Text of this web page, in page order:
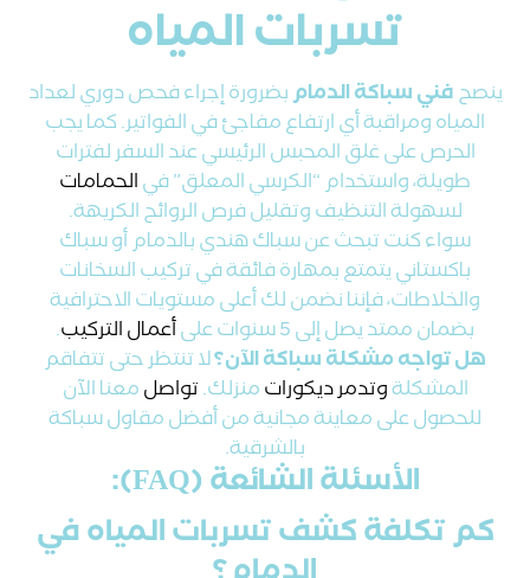
تسربات المياه
ينصحفني سباكة الدمامبضرورة إجراء فحص دوري لعداد
المياه ومراقبة أي ارتفاع مفاجئ في الفواتير. كما يجب
الحرص على غلق المحبس الرئيسي عند السفر لفترات
طويلة، واستخدام “الكرسي المعلق” فيالحمامات
لسهولة التنظيف وتقليل فرص الروائح الكريهة.
سواء كنت تبحث عن سباك هندي بالدمام أو سباك
باكستاني يتمتع بمهارة فائقة في تركيب السخانات
والخلاطات، فإننا نضمن لك أعلى مستويات الاحترافية
بضمان ممتد يصل إلى 5 سنوات على
أعمال التركيب.
هل تواجه مشكلة سباكة الآن؟لا تنتظر حتى تتفاقم
المشكلةوتدمر ديكوراتمنزلك.تواصلمعنا الآن
للحصول على معاينة مجانية من أفضل مقاول سباكة
بالشرقية.
الأسئلة الشائعة (FAQ):
كم تكلفة كشف تسربات المياه في